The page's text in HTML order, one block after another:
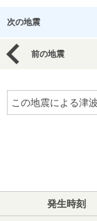
次の地震
前の地震
この地震による津
発生時刻